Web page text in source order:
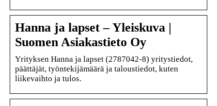
Hanna ja lapset – Yleiskuva |
Suomen Asiakastieto Oy
Yrityksen Hanna ja lapset (2787042-8) yritystiedot,
päättäjät, työntekijämäärä ja taloustiedot, kuten
liikevaihto ja tulos.